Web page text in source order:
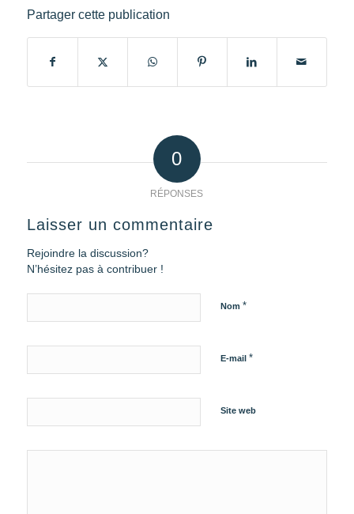
Partager cette publication
0
RÉPONSES
Laisser un commentaire
Rejoindre la discussion?
N’hésitez pas à contribuer !
Nom *
E-mail *
Site web